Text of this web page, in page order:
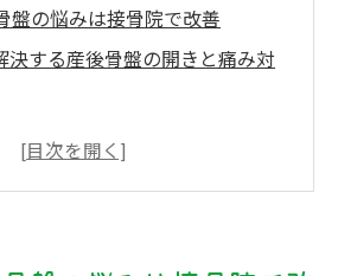
盤の悩みは接骨院で改善
決する産後骨盤の開きと痛み対
みが体型変化や腰痛に与える影